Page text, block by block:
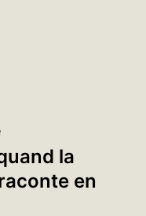
la
en